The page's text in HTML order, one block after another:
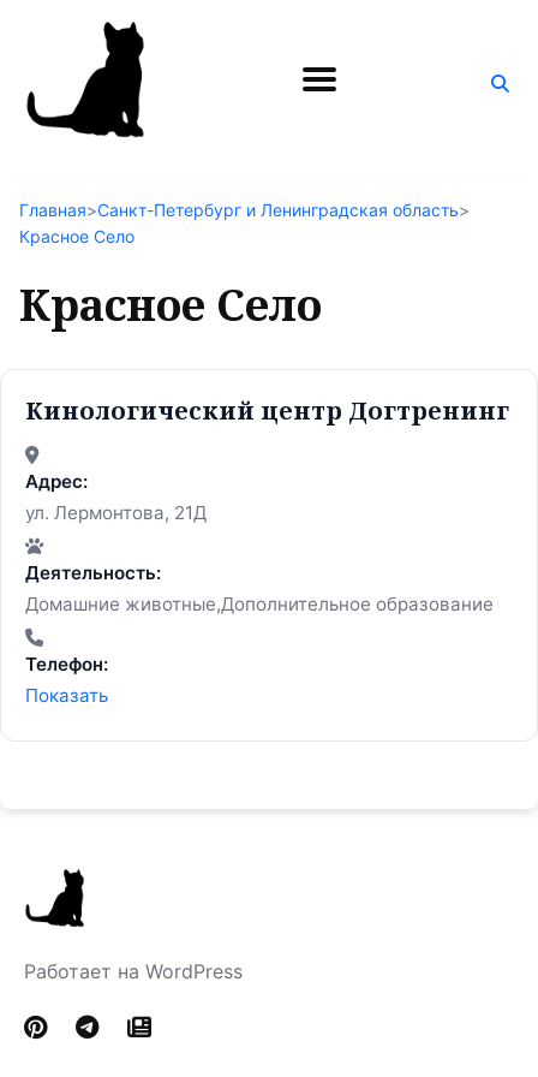
Поиск
Главная>Санкт-Петербург и Ленинградская область>
Красное Село
Красное Село
Кинологический центр Догтренинг
Адрес:
ул. Лермонтова, 21Д
Деятельность:
Домашние животные,Дополнительное образование
Телефон:
Показать
Работает на WordPress